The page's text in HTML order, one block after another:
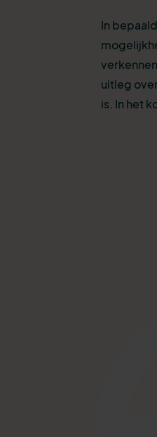
In
uitleg
is. In het